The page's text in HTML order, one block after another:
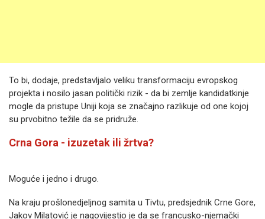
To bi, dodaje, predstavljalo veliku transformaciju evropskog
projekta i nosilo jasan politički rizik - da bi zemlje kandidatkinje
mogle da pristupe Uniji koja se značajno razlikuje od one kojoj
su prvobitno težile da se pridruže.
Crna Gora - izuzetak ili žrtva?
Moguće i jedno i drugo.
Na kraju prošlonedjeljnog samita u Tivtu, predsjednik Crne Gore,
Jakov Milatović je nagovijestio je da se francusko-njemački